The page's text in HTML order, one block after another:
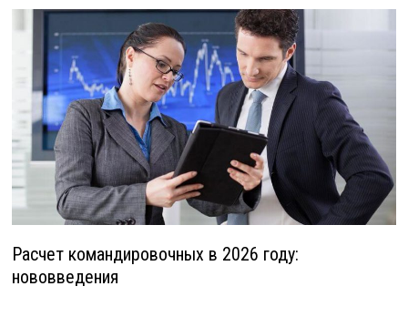
Расчет командировочных в 2026 году:
нововведения